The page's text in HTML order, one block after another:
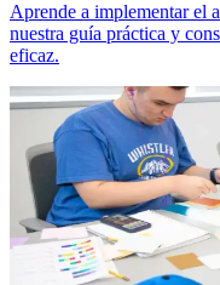
Aprende a implementar el
nuestra guía práctica y
eficaz.